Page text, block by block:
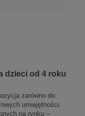
dzieci od 4 roku
zarówno do
umiejętności.
na rynku –